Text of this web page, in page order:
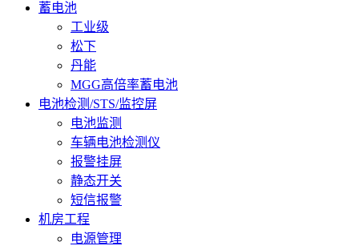
蓄电池
工业级
松下
丹能
MGG高倍率蓄电池
电池检测/STS/监控屏
电池监测
车辆电池检测仪
报警挂屏
静态开关
短信报警
机房工程
电源管理